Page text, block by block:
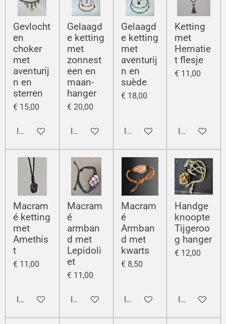
Gevlocht
en
choker
met
aventurij
n en
sterren
€ 15,00
In winkelwagen
Gelaagd
e ketting
met
zonnest
een en
maan-
hanger
€ 20,00
In winkelwagen
Gelaagd
e ketting
met
aventurij
n en
suède
€ 18,00
In winkelwagen
Ketting
met
Hematie
t flesje
€ 11,00
In
Macram
é ketting
met
Amethis
t
€ 11,00
In winkelwagen
Macram
é
armban
d met
Lepidoli
et
€ 11,00
In winkelwagen
Macram
é
Armban
d met
kwarts
€ 8,50
In winkelwagen
Handge
knoopte
Tijgeroo
g hanger
€ 12,00
In